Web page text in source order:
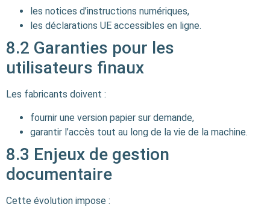
les notices d’instructions numériques,
les déclarations UE accessibles en ligne.
8.2 Garanties pour les
utilisateurs finaux
Les fabricants doivent :
fournir une version papier sur demande,
garantir l’accès tout au long de la vie de la machine.
8.3 Enjeux de gestion
documentaire
Cette évolution impose :